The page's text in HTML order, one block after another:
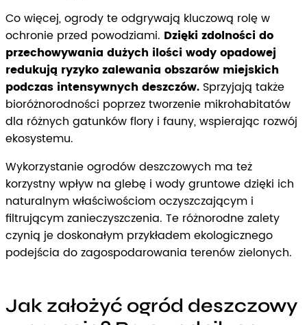
Co więcej, ogrody te odgrywają kluczową rolę w
ochronie przed powodziami. Dzięki zdolności do
przechowywania dużych ilości wody opadowej
redukują ryzyko zalewania obszarów miejskich
podczas intensywnych deszczów. Sprzyjają także
bioróżnorodności poprzez tworzenie mikrohabitatów
dla różnych gatunków flory i fauny, wspierając rozwój
ekosystemu.
Wykorzystanie ogrodów deszczowych ma też
korzystny wpływ na glebę i wody gruntowe dzięki ich
naturalnym właściwościom oczyszczającym i
filtrującym zanieczyszczenia. Te różnorodne zalety
czynią je doskonałym przykładem ekologicznego
podejścia do zagospodarowania terenów zielonych.
Jak założyć ogród deszczowy